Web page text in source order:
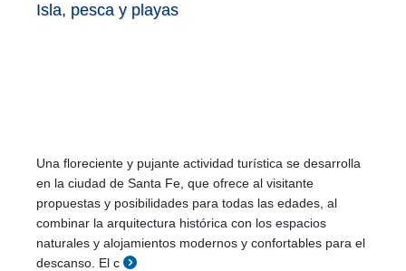
Isla, pesca y playas
Una floreciente y pujante actividad turística se desarrolla
en la ciudad de Santa Fe, que ofrece al visitante
propuestas y posibilidades para todas las edades, al
combinar la arquitectura histórica con los espacios
naturales y alojamientos modernos y confortables para el
descanso. El c